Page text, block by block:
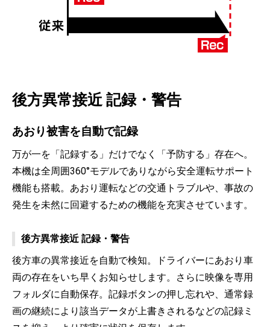
後方異常接近 記録・警告
あおり被害を自動で記録
万が一を「記録する」だけでなく「予防する」存在へ。
本機は全周囲360°モデルでありながら安全運転サポート
機能も搭載。あおり運転などの交通トラブルや、事故の
発生を未然に回避するための機能を充実させています。
後方異常接近 記録・警告
後方車の異常接近を自動で検知。ドライバーにあおり車
両の存在をいち早くお知らせします。さらに映像を専用
フォルダに自動保存。記録ボタンの押し忘れや、通常録
画の継続により該当データが上書きされるなどの記録ミ